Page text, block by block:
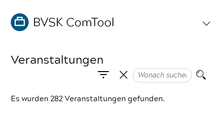
Veranstaltungen
Es wurden 282 Veranstaltungen gefunden.